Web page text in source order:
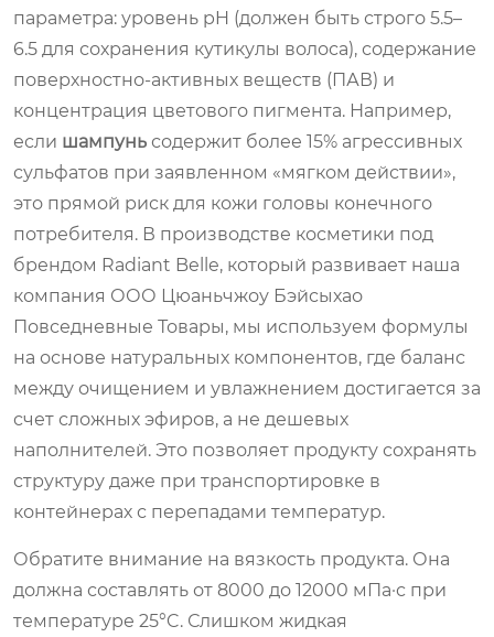
параметра: уровень pH (должен быть строго 5.5–
6.5 для сохранения кутикулы волоса), содержание
поверхностно-активных веществ (ПАВ) и
концентрация цветового пигмента. Например,
если шампунь содержит более 15% агрессивных
сульфатов при заявленном «мягком действии»,
это прямой риск для кожи головы конечного
потребителя. В производстве косметики под
брендом Radiant Belle, который развивает наша
компания ООО Цюаньчжоу Бэйсыхао
Повседневные Товары, мы используем формулы
на основе натуральных компонентов, где баланс
между очищением и увлажнением достигается за
счет сложных эфиров, а не дешевых
наполнителей. Это позволяет продукту сохранять
структуру даже при транспортировке в
контейнерах с перепадами температур.
Обратите внимание на вязкость продукта. Она
должна составлять от 8000 до 12000 мПа·с при
температуре 25°C. Слишком жидкая